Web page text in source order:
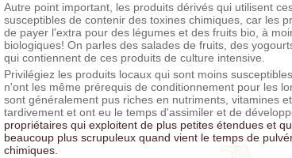
Autre point important, les produits dérivés qui utilisent
susceptibles de contenir des toxines chimiques, car les
de payer l'extra pour des légumes et des fruits bio, à
biologiques! On parles des salades de fruits, des
qui contiennent de ces produits de culture intensive.
Privilégiez les produits locaux qui sont moins
n'ont les même prérequis de conditionnement pour les
sont généralement pus riches en nutriments, vitamines
tardivement et ont eu le temps d'assimiler et de
propriétaires qui exploitent de plus petites étendues et
beaucoup plus scrupuleux quand vient le temps de
chimiques.